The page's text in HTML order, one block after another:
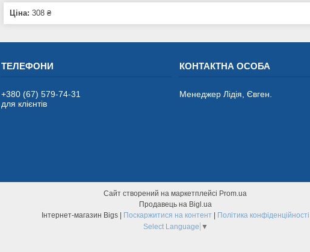
Ціна: 308 ₴
+380 (67) 579-74-31
для клієнтів
Менеджер Лідія, Євген.
Сайт створений на маркетплейсі Prom.ua
Продавець на Bigl.ua
Поскаржитися на контент
Політика конфіденційності
Select Language ▼